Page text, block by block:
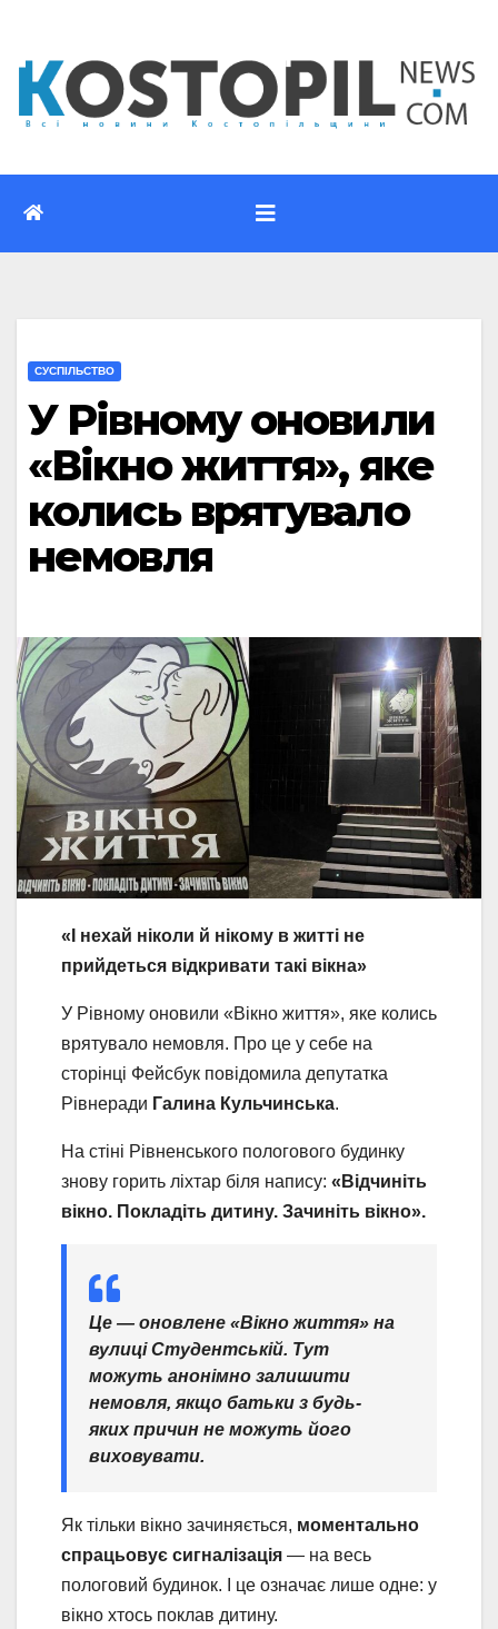
вмісту
CУСПІЛЬСТВО
У Рівному оновили
«Вікно життя», яке
колись врятувало
немовля
«І нехай ніколи й нікому в житті не
прийдеться відкривати такі вікна»
У Рівному оновили «Вікно життя», яке колись
врятувало немовля. Про це у себе на
сторінці Фейсбук повідомила депутатка
Рівнеради Галина Кульчинська.
На стіні Рівненського пологового будинку
знову горить ліхтар біля напису: «Відчиніть
вікно. Покладіть дитину. Зачиніть вікно».
Це — оновлене «Вікно життя» на
вулиці Студентській. Тут
можуть анонімно залишити
немовля, якщо батьки з будь-
яких причин не можуть його
виховувати.
Як тільки вікно зачиняється, моментально
спрацьовує сигналізація — на весь
пологовий будинок. І це означає лише одне: у
вікно хтось поклав дитину.